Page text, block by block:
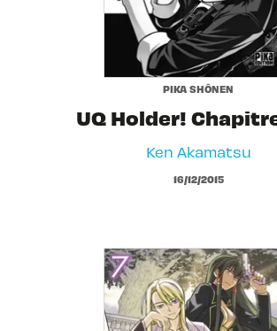
PIKA SHÔNEN
UQ Holder!
Ken Akamatsu
16/12/2015